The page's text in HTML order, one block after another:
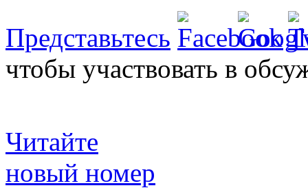
Представьтесь
чтобы участвовать в
Читайте
новый номер